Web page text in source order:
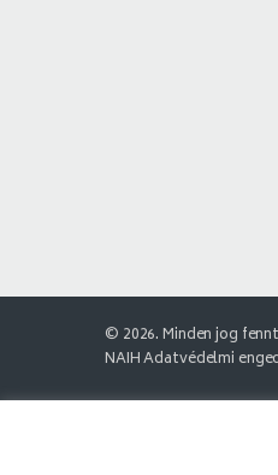
© 2026. Minden jog
NAIH Adatvédelmi